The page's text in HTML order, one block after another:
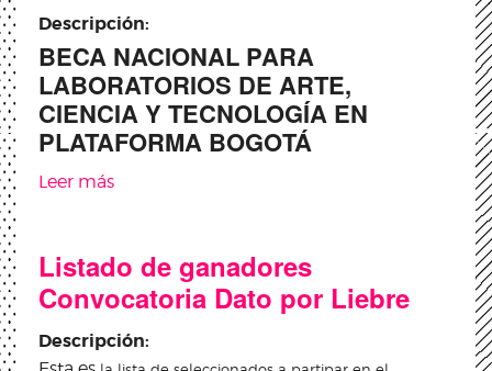
Descripción:
BECA NACIONAL PARA
LABORATORIOS DE ARTE,
CIENCIA Y TECNOLOGÍA EN
PLATAFORMA BOGOTÁ
Leer más
habilitados: Beca Nacional para Laboratorios
de Arte, Ciencia y Tecnología en Plataforma
Bogotá
Listado de ganadores
Convocatoria Dato por Liebre
Descripción: